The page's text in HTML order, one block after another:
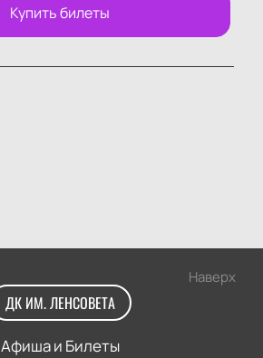
Купить билеты
Наверх
ДК ИМ. ЛЕНСОВЕТА
Афиша и Билеты